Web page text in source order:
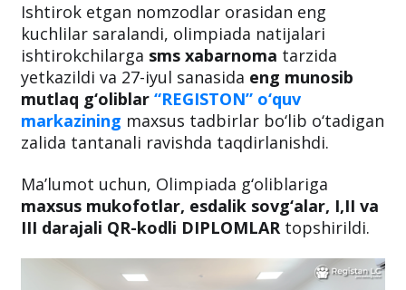
Ishtirok etgan nomzodlar orasidan eng
kuchlilar saralandi, olimpiada natijalari
ishtirokchilarga sms xabarnoma tarzida
yetkazildi va 27-iyul sanasida eng munosib
mutlaq g‘oliblar “REGISTON” o‘quv
markazining maxsus tadbirlar bo‘lib o‘tadigan
zalida tantanali ravishda taqdirlanishdi.
Ma’lumot uchun, Olimpiada g‘oliblariga
maxsus mukofotlar, esdalik sovg‘alar, I,II va
III darajali QR-kodli DIPLOMLAR topshirildi.